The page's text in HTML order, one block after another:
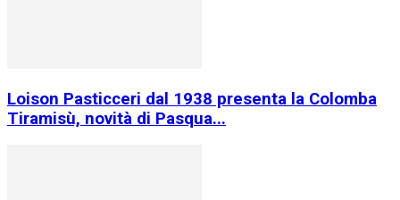
Loison Pasticceri dal 1938 presenta la Colomba
Tiramisù, novità di Pasqua...